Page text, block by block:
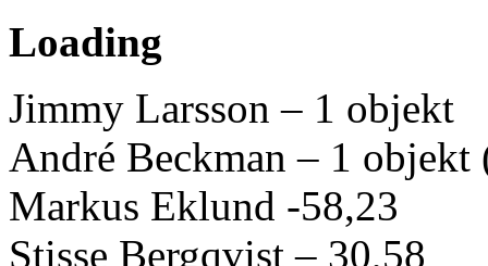
Loading
Jimmy Larsson – 1 objekt
André Beckman – 1 objekt
Markus Eklund -58,23
Stisse Bergqvist – 30,58